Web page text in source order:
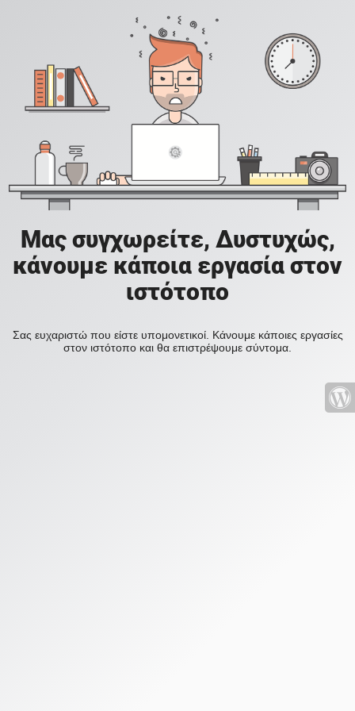
Μας συγχωρείτε, Δυστυχώς,
κάνουμε κάποια εργασία στον
ιστότοπο
Σας ευχαριστώ που είστε υπομονετικοί. Κάνουμε κάποιες εργασίες
στον ιστότοπο και θα επιστρέψουμε σύντομα.